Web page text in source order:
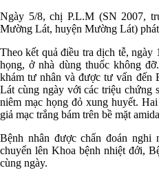
Ngày 5/8, chị P.L.M (SN 2007,
Mường Lát, huyện Mường Lát)
Theo kết quả điều tra dịch tễ, ngày
họng, ở nhà dùng thuốc không
khám tư nhân và được tư vấn
Lát cùng ngày với các triệu chứng
niêm mạc họng đỏ xung huyết.
giả mạc trắng bám trên bề mặt
Bệnh nhân được chẩn đoán nghi
chuyển lên Khoa bệnh nhiệt đới,
cùng ngày.